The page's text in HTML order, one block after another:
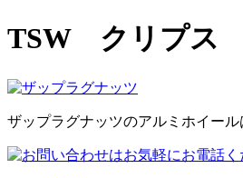
TSW クリプス
ザップラグナッツのアルミホイー